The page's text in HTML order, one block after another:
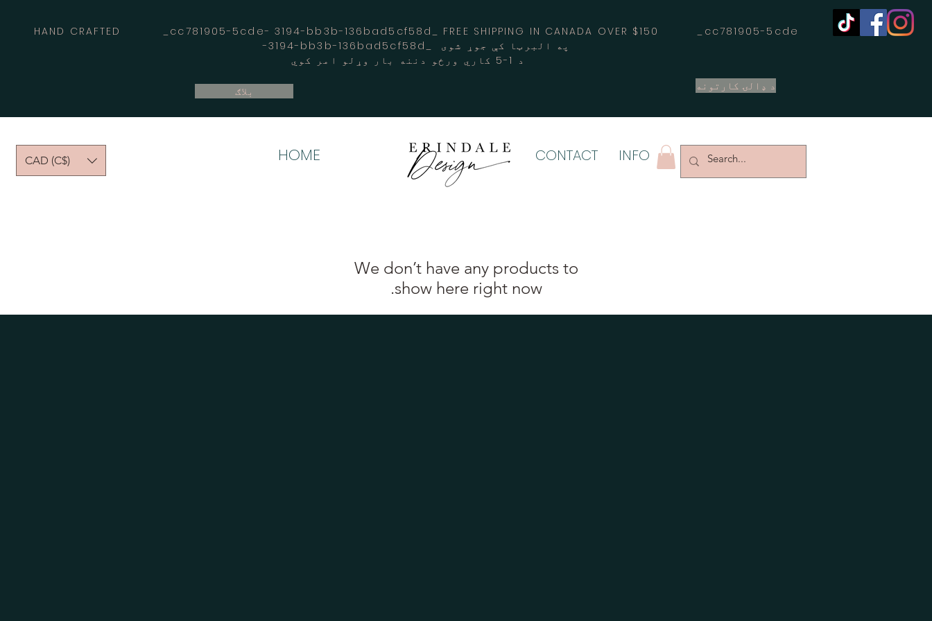
HAND CRAFTED _cc781905-5cde- 3194-bb3b-136bad5cf58d_ FREE SHIPPING IN CANADA OVER $150 _cc781905-5cde
-3194-bb3b-136bad5cf58d_ په البرټا کې جوړ شوی
د 1-5 کاري ورځو دننه بار وړلو امر کوي
بلاګ د ډالۍ کارتونه
CAD (C$) HOME CONTACT INFO
show here right now.